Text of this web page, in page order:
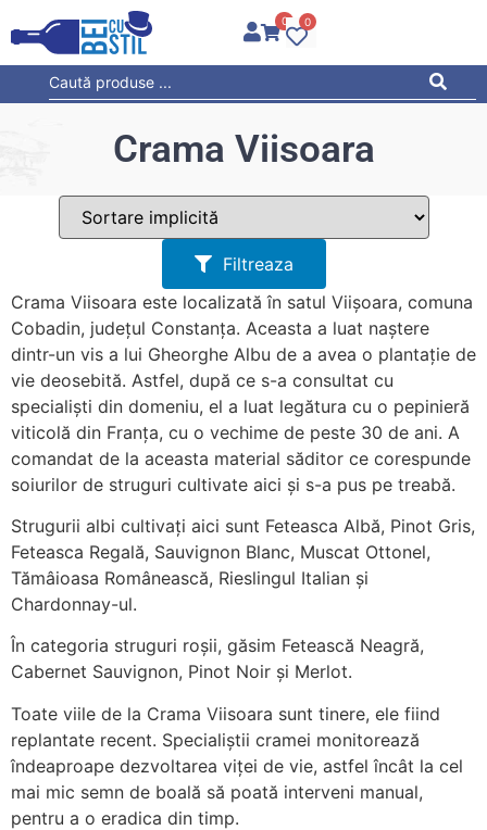
0 0
Crama Viisoara
Filtreaza
Crama Viisoara este localizată în satul Viișoara, comuna
Cobadin, județul Constanța. Aceasta a luat naștere
dintr-un vis a lui Gheorghe Albu de a avea o plantație de
vie deosebită. Astfel, după ce s-a consultat cu
specialiști din domeniu, el a luat legătura cu o pepinieră
viticolă din Franța, cu o vechime de peste 30 de ani. A
comandat de la aceasta material săditor ce corespunde
soiurilor de struguri cultivate aici și s-a pus pe treabă.
Strugurii albi cultivați aici sunt Feteasca Albă, Pinot Gris,
Feteasca Regală, Sauvignon Blanc, Muscat Ottonel,
Tămâioasa Românească, Rieslingul Italian și
Chardonnay-ul.
În categoria struguri roșii, găsim Fetească Neagră,
Cabernet Sauvignon, Pinot Noir și Merlot.
Toate viile de la Crama Viisoara sunt tinere, ele fiind
replantate recent. Specialiștii cramei monitorează
îndeaproape dezvoltarea viței de vie, astfel încât la cel
mai mic semn de boală să poată interveni manual,
pentru a o eradica din timp.